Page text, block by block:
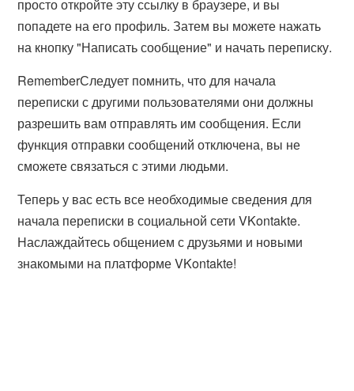
просто откройте эту ссылку в браузере, и вы
попадете на его профиль. Затем вы можете нажать
на кнопку "Написать сообщение" и начать переписку.
RememberСледует помнить, что для начала
переписки с другими пользователями они должны
разрешить вам отправлять им сообщения. Если
функция отправки сообщений отключена, вы не
сможете связаться с этими людьми.
Теперь у вас есть все необходимые сведения для
начала переписки в социальной сети VKontakte.
Наслаждайтесь общением с друзьями и новыми
знакомыми на платформе VKontakte!